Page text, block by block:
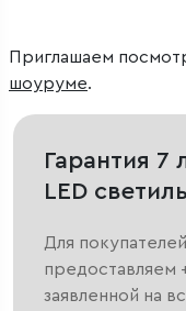
Приглашаем
шоуруме.
Гарантия 7
LED
Для
предоставляем
заявленной на